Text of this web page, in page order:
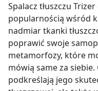
Spalacz tłuszczu
popularnością wśród
nadmiar tkanki
poprawić swoje
metamorfozy, które
mówią same za
podkreślają jego